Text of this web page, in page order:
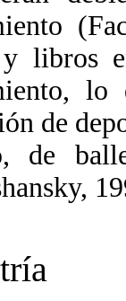
libros
de
de